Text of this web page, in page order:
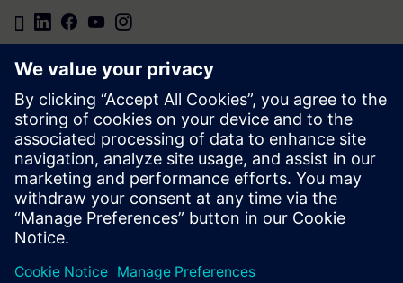
Presse | Unternehmen | Siemens
© Siemens 1996 – 2026
Impressum
Datenschutz
Cookie Richtlinien
Nutzungsbedingungen